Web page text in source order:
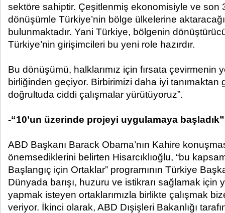
sektöre sahiptir. Çeşitlenmiş ekonomisiyle ve son
dönüşümle Türkiye’nin bölge ülkelerine
bulunmaktadır. Yani Türkiye, bölgenin
Türkiye’nin girişimcileri bu yeni role hazırdır.
Bu dönüşümü, halklarımız için fırsata çevirmenin
birliğinden geçiyor. Birbirimizi daha iyi tanımaktan
doğrultuda ciddi çalışmalar yürütüyoruz”.
-“10’un üzerinde projeyi uygulamaya başladık”
ABD Başkanı Barack Obama’nın Kahire
önemsediklerini belirten Hisarcıklıoğlu, “bu
Başlangıç için Ortaklar” programının Türkiye
Dünyada barışı, huzuru ve istikrarı sağlamak için
yapmak isteyen ortaklarımızla birlikte çalışmak
veriyor. İkinci olarak, ABD Dışişleri Bakanlığı